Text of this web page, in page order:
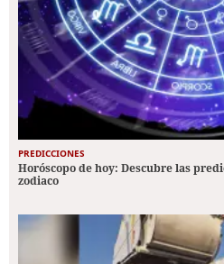
PREDICCIONES
Horóscopo de hoy: Descubre las
zodiaco